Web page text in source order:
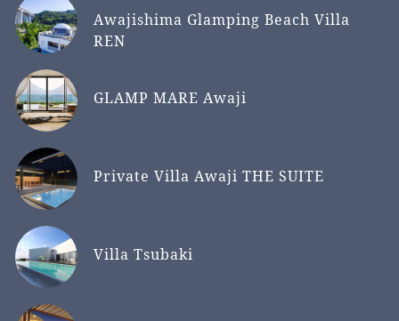
Awajishima Glamping Beach Villa
REN
GLAMP MARE Awaji
Private Villa Awaji THE SUITE
Villa Tsubaki